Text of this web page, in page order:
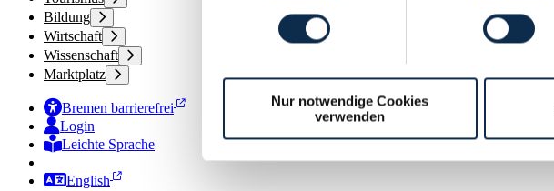
Nur notwendige Cookies
verwenden
Bildung
Wirtschaft
Wissenschaft
Marktplatz
Bremen barrierefrei
Login
Leichte Sprache
Zur Deutschen Gebärdensprache
English